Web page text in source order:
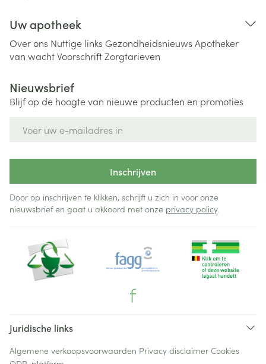
Uw apotheek
Over ons Nuttige links Gezondheidsnieuws Apotheker
van wachtVoorschriftZorgtarieven
Nieuwsbrief
Blijf op de hoogte van nieuwe producten en promoties
Inschrijven
Door op inschrijven te klikken, schrijft u zich in voor onze
nieuwsbrief en gaat u akkoord met onze privacy policy.
Juridische links
Algemene verkoopsvoorwaarden Privacy disclaimer Cookies